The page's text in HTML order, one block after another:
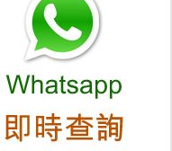
分享給朋友